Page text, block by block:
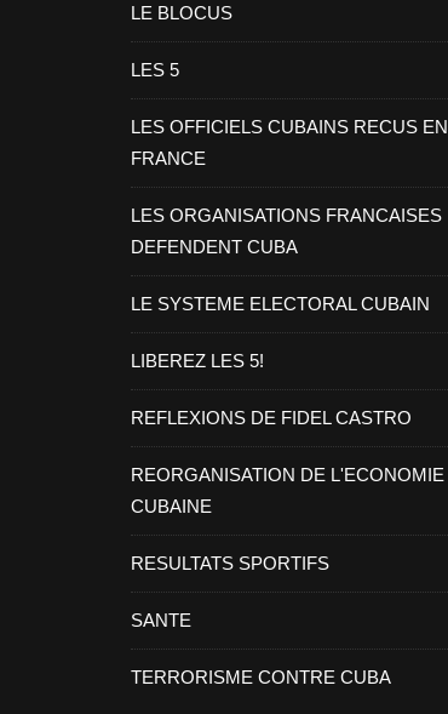
LE BLOCUS
LES 5
LES OFFICIELS CUBAINS RECUS EN
FRANCE
LES ORGANISATIONS FRANCAISES
DEFENDENT CUBA
LE SYSTEME ELECTORAL CUBAIN
LIBEREZ LES 5!
REFLEXIONS DE FIDEL CASTRO
REORGANISATION DE L'ECONOMIE
CUBAINE
RESULTATS SPORTIFS
SANTE
TERRORISME CONTRE CUBA